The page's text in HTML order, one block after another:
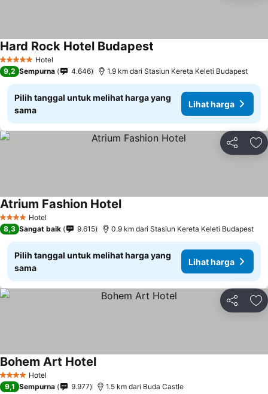
5 Bintang Hotel
Hard Rock Hotel Budapest
9,2 Sempurna 4.646 1.9 km dari Stasiun Kereta Keleti Budapest
Pilih tanggal untuk melihat harga yang
sama
Lihat harga
Bagikan
4 BintangHotel
Atrium Fashion Hotel
8,3 Sangat baik 9.615 0.9 km dari Stasiun Kereta Keleti Budapest
Pilih tanggal untuk melihat harga yang
sama
Lihat harga
Bagikan
4 BintangHotel
Bohem Art Hotel
9,1 Sempurna 9.977 1.5 km dari Buda Castle